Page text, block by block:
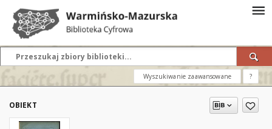
Wyszukiwanie zaawansowane ?
OBIEKT